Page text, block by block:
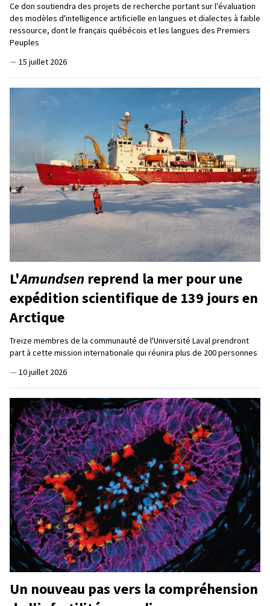
Ce don soutiendra des projets de recherche portant sur l'évaluation
des modèles d'intelligence artificielle en langues et dialectes à faible
ressource, dont le français québécois et les langues des Premiers
Peuples
— 15 juillet 2026
L'Amundsen reprend la mer pour une
expédition scientifique de 139 jours en
Arctique
Treize membres de la communauté de l'Université Laval prendront
part à cette mission internationale qui réunira plus de 200 personnes
— 10 juillet 2026
Un nouveau pas vers la compréhension